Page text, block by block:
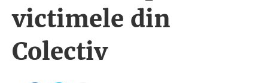
victimele din
Colectiv